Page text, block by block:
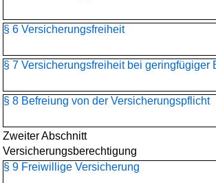
§ 6 Versicherungsfreiheit
§ 7 Versicherungsfreiheit bei geringfügiger
§ 8 Befreiung von der Versicherungspflicht
Zweiter Abschnitt
Versicherungsberechtigung
§ 9 Freiwillige Versicherung